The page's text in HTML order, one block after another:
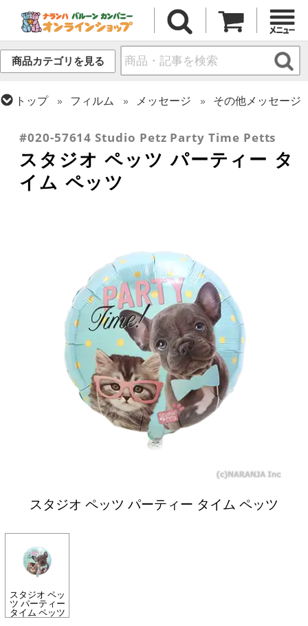
商品カテゴリを見る
トップ フィルム メッセージ
その他メッセージ
#020-57614 Studio Petz Party Time Petts
スタジオ ペッツ パーティー タ
イム ペッツ
スタジオ ペッツ パーティー タイム ペッツ
スタジオ ペッ
ツ パーティー
タイム ペッツ